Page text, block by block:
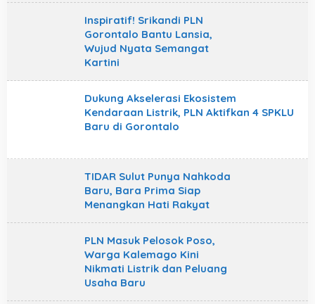
Inspiratif! Srikandi PLN
Gorontalo Bantu Lansia,
Wujud Nyata Semangat
Kartini
Dukung Akselerasi Ekosistem
Kendaraan Listrik, PLN Aktifkan 4 SPKLU
Baru di Gorontalo
TIDAR Sulut Punya Nahkoda
Baru, Bara Prima Siap
Menangkan Hati Rakyat
PLN Masuk Pelosok Poso,
Warga Kalemago Kini
Nikmati Listrik dan Peluang
Usaha Baru